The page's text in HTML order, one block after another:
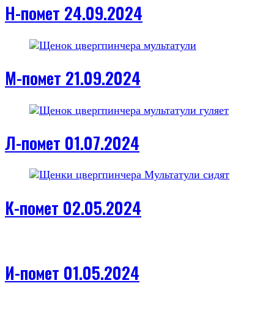
Н-помет 24.09.2024
М-помет 21.09.2024
Л-помет 01.07.2024
К-помет 02.05.2024
И-помет 01.05.2024